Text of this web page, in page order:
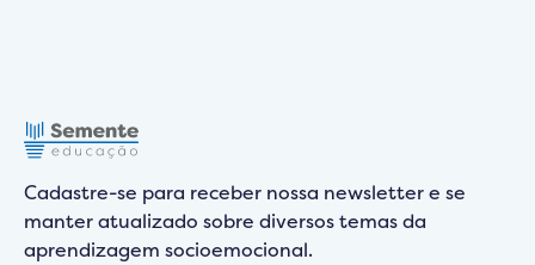
Cadastre-se para receber nossa newsletter e se
manter atualizado sobre diversos temas da
aprendizagem socioemocional.